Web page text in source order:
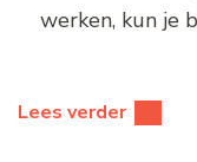
werken, kun je
Lees verder